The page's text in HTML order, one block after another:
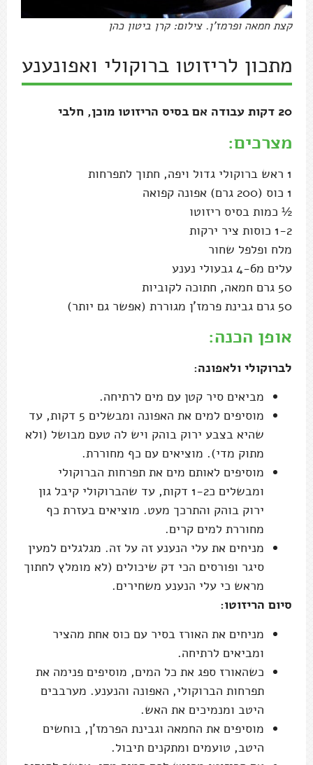
קצת חמאה ופרמז'ן. צילום: קרן ביטון כהן
מתכון לריזוטו ברוקולי ואפונענע
20 דקות עבודה אם בסיס הריזוטו מוכן, חלבי
מצרכים:
1 ראש ברוקולי גדול ויפה, חתוך לתפרחות
1 כוס (200 גרם) אפונה קפואה
½ כמות בסיס ריזוטו
1-2 כוסות ציר ירקות
מלח ופלפל שחור
עלים מ4-6 גבעולי נענע
50 גרם חמאה, חתוכה לקוביות
50 גרם גבינת פרמז'ן מגוררת (אפשר גם יותר)
אופן הכנה:
לברוקולי ולאפונה:
מביאים סיר קטן עם מים לרתיחה.
מוסיפים למים את האפונה ומבשלים 5 דקות, עד
שהיא בצבע ירוק בוהק ויש לה טעם מבושל (ולא
מתוק מדי). מוציאים עם כף מחוררת.
מוסיפים לאותם מים את תפרחות הברוקולי
ומבשלים כ1-2 דקות, עד שהברוקולי קיבל גון
ירוק בוהק והתרכך מעט. מוציאים בעזרת כף
מחוררת למים קרים.
מניחים את עלי הנענע זה על זה. מגלגלים למעין
סיגר ופורסים הכי דק שיכולים (לא מומלץ לחתוך
מראש כי עלי הנענע משחירים.
סיום הריזוטו:
מניחים את האורז בסיר עם כוס אחת מהציר
ומביאים לרתיחה.
כשהאורז ספג את כל המים, מוסיפים פנימה את
תפרחות הברוקולי, האפונה והנענע. מערבבים
היטב ומנמיכים את האש.
מוסיפים את החמאה וגבינת הפרמז'ן, בוחשים
היטב, טועמים ומתקנים תיבול.